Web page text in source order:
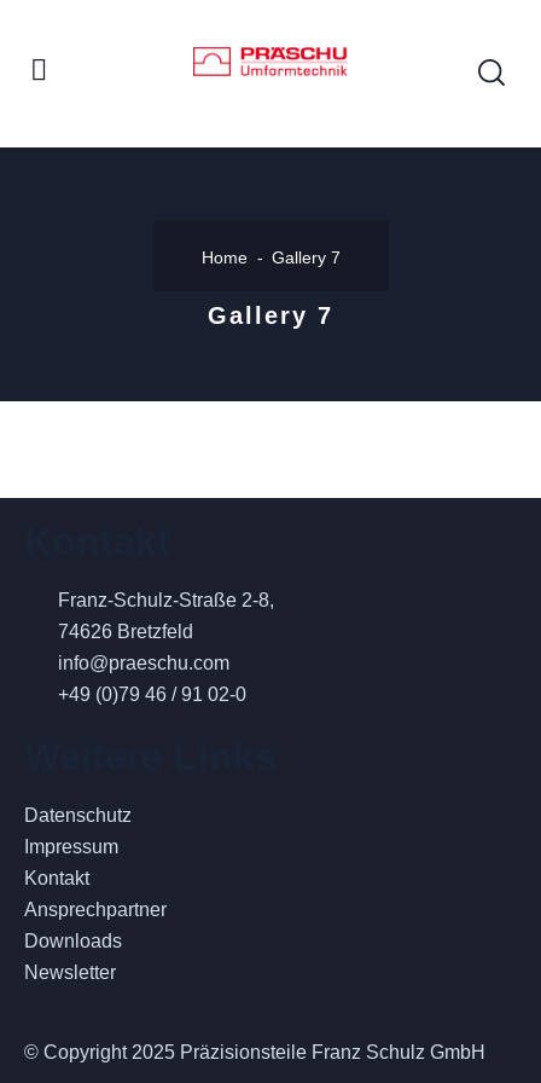
Home Gallery 7
Gallery 7
Franz-Schulz-Straße 2-8,
74626 Bretzfeld
info@praeschu.com
+49 (0)79 46 / 91 02-0
Datenschutz
Impressum
Kontakt
Ansprechpartner
Downloads
Newsletter
© Copyright 2025 Präzisionsteile Franz Schulz GmbH